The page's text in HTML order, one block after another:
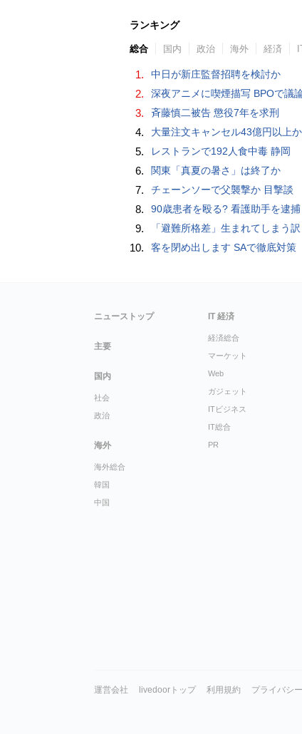
ランキング
総合 国内 政治 海外 経済
1. 中日が新庄監督招聘を検討か
2. 深夜アニメに喫煙描写 BPOで議
3. 斉藤慎二被告 懲役7年を求刑
4. 大量注文キャンセル43億円以上か
5. レストランで192人食中毒 静岡
6. 関東「真夏の暑さ」は終了か
7. チェーンソーで父襲撃か 目撃談
8. 90歳患者を殴る? 看護助手を逮捕
9. 「避難所格差」生まれてしまう訳
10. 客を閉め出します SAで徹底対策
ニューストップ
主要
国内
社会
政治
海外
海外総合
韓国
中国
IT 経済
経済総合
マーケット
Web
ガジェット
ITビジネス
IT総合
PR
運営会社 livedoorトップ 利用規約 プライバシ